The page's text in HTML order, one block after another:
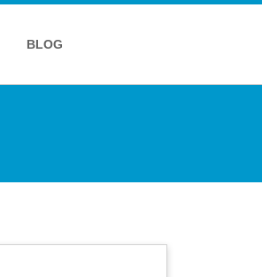
BLOG